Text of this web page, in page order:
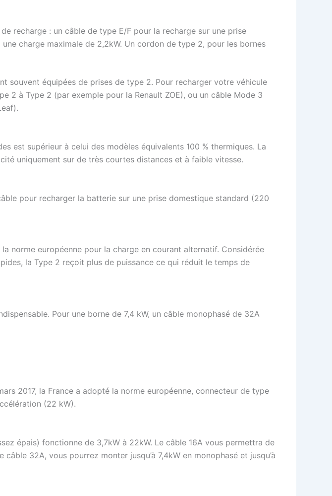
recharge : un câble de type E/F pour la recharge sur une prise
charge maximale de 2,2kW. Un cordon de type 2, pour les bornes
souvent équipées de prises de type 2. Pour recharger votre véhicule
2 à Type 2 (par exemple pour la Renault ZOE), ou un câble Mode 3
est supérieur à celui des modèles équivalents 100 % thermiques. La
uniquement sur de très courtes distances et à faible vitesse.
pour recharger la batterie sur une prise domestique standard (220
norme européenne pour la charge en courant alternatif. Considérée
la Type 2 reçoit plus de puissance ce qui réduit le temps de
Pour une borne de 7,4 kW, un câble monophasé de 32A
2017, la France a adopté la norme européenne, connecteur de type
(22 kW).
épais) fonctionne de 3,7kW à 22kW. Le câble 16A vous permettra de
32A, vous pourrez monter jusqu’à 7,4kW en monophasé et jusqu’à